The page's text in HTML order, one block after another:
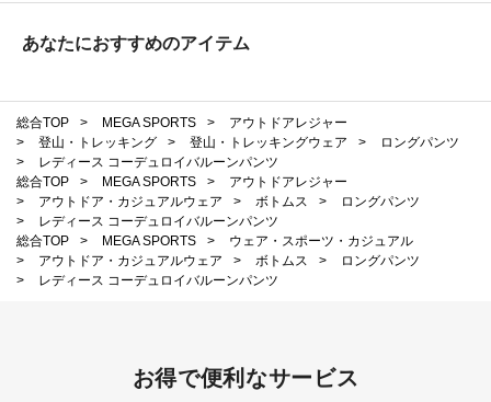
あなたにおすすめのアイテム
総合TOP > MEGA SPORTS >
アウトドアレジャー
>
登山・トレッキング > 登山・トレッキングウェア >
ロングパンツ
>
レディース コーデュロイバルーンパンツ
総合TOP
> MEGA SPORTS >
アウトドアレジャー
>
アウトドア・カジュアルウェア > ボトムス >
ロングパンツ
>
レディース コーデュロイバルーンパンツ
総合TOP
> MEGA SPORTS >
ウェア・スポーツ・カジュアル
>
アウトドア・カジュアルウェア > ボトムス >
ロングパンツ
>
レディース コーデュロイバルーンパンツ
お得で便利なサービス